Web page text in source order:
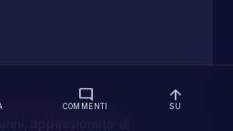
mode_comment
COMMENTI
arrow_upward
SU